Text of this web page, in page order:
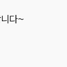
다~